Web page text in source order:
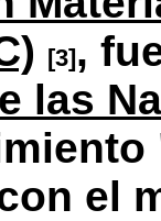
[3],
las
el